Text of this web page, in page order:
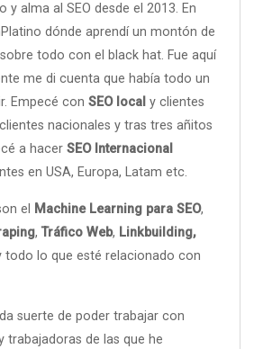
y alma al SEO desde el 2013. En
dónde aprendí un montón de
todo con el black hat. Fue aquí
me di cuenta que había todo un
Empecé con SEO local y clientes
nacionales y tras tres añitos
a hacer SEO Internacional
en USA, Europa, Latam etc.
el Machine Learning para SEO,
,Tráfico Web, Linkbuilding,
todo lo que esté relacionado con
suerte de poder trabajar con
trabajadoras de las que he